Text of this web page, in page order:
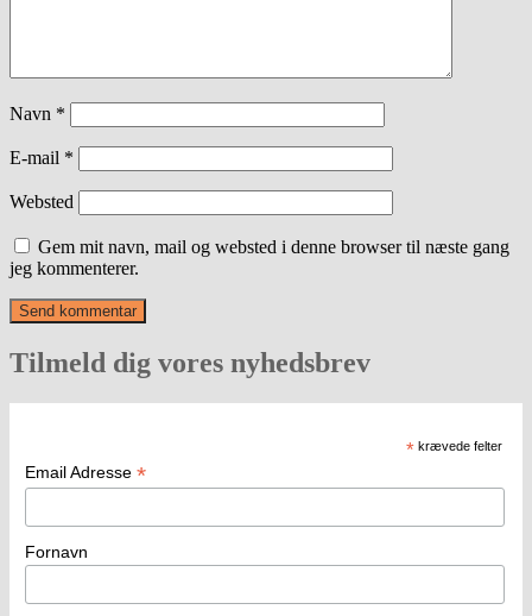
Navn *
E-mail *
Websted
Gem mit navn, mail og websted i denne browser til næste gang
jeg kommenterer.
Tilmeld dig vores nyhedsbrev
* krævede felter
Email Adresse *
Fornavn